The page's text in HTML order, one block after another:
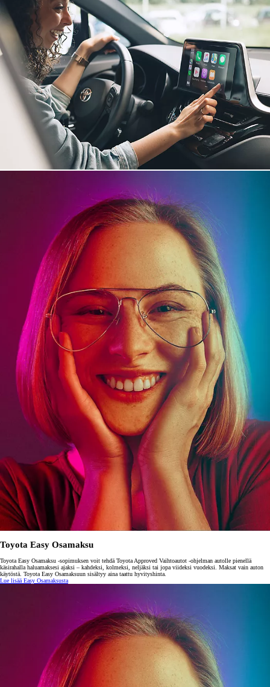
Toyota Easy Osamaksu
Toyota Easy Osamaksu -sopimuksen voit tehdä Toyota Approved Vaihtoautot -ohjelman autolle pienellä
käsirahalla haluamaksesi ajaksi – kahdeksi, kolmeksi, neljäksi tai jopa viideksi vuodeksi. Maksat vain auton
käytöstä. Toyota Easy Osamaksuun sisältyy aina taattu hyvityshinta.
Lue lisää Easy Osamaksusta